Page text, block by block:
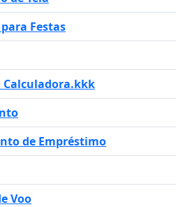
Festas
Calculadora.kkk
de Empréstimo
Voo